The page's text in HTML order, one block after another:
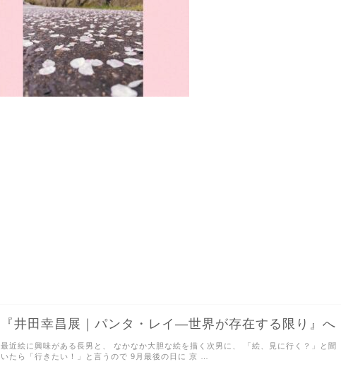
『井田幸昌展｜パンタ・レイ―世界が存在する限り』へ
最近絵に興味がある長男と、 なかなか大胆な絵を描く次男に、 「絵、見に行く？」と聞
いたら「行きたい！」と言うので 9月最後の日に 京 …